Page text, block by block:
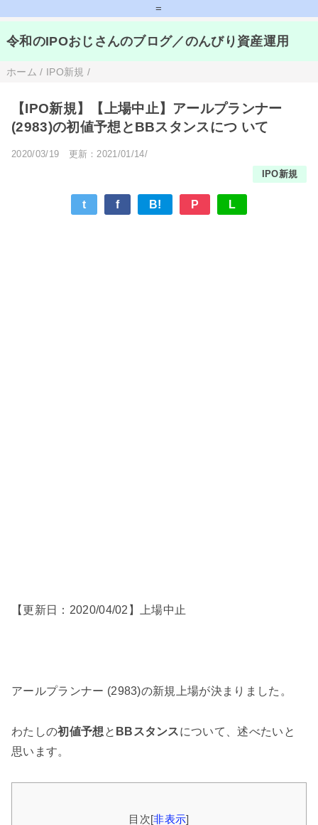
=
令和のIPOおじさんのブログ／のんびり資産運用
ホーム / IPO新規 /
【IPO新規】【上場中止】アールプランナー
(2983)の初値予想とBBスタンスにつ いて
2020/03/19 更新：2021/01/14/
IPO新規
t f B! P L
【更新日：2020/04/02】上場中止
アールプランナー (2983)の新規上場が決まりました。
わたしの初値予想 と BBスタンスについて、述べたいと
思います。
目次[非表示]